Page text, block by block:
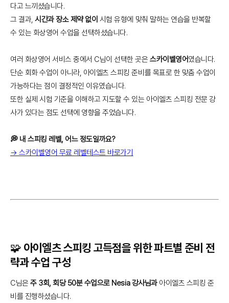
다고 느끼셨습니다.
그 결과,시간과 장소 제약 없이 시험 유형에 맞춰 말하는 연습을 반복할
수 있는 화상영어 수업을 선택하셨습니다.
여러 화상영어 서비스 중에서 C님이 선택한 곳은스카이벨영어였습니다.
단순 회화 수업이 아니라, 아이엘츠 스피킹 준비를 목표로 한 맞춤 수업이
가능하다는 점이 결정적인 이유였습니다.
또한 실제 시험 기준을 이해하고 지도할 수 있는 아이엘츠 스피킹 전문 강
사가 있다는 점도 선택에 영향을 주었습니다.
💭 내 스피킹 레벨, 어느 정도일까요?
→ 스카이벨영어 무료 레벨테스트 바로가기
🧩 아이엘츠 스피킹 고득점을 위한 파트별 준비 전
략과 수업 구성
C님은주 3회, 회당 50분 수업으로 Nesia 강사님과아이엘츠 스피킹 준
비를 진행하셨습니다.